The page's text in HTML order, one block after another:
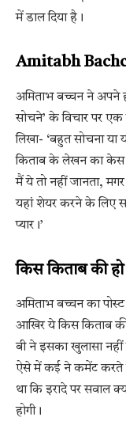
में डाल दिया है।
Amitabh
अमिताभ बच्चन ने अपने
सोचने’ के विचार पर एक
लिखा- ‘बहुत सोचना या
किताब के लेखन का केस
मैं ये तो नहीं जानता,
यहां शेयर करने के लिए
प्यार।’
किस किताब की हो
अमिताभ बच्चन का
आखिर ये किस किताब
बी ने इसका खुलासा
ऐसे में कई ने कमेंट करते
था कि इरादे पर सवाल
होगी।